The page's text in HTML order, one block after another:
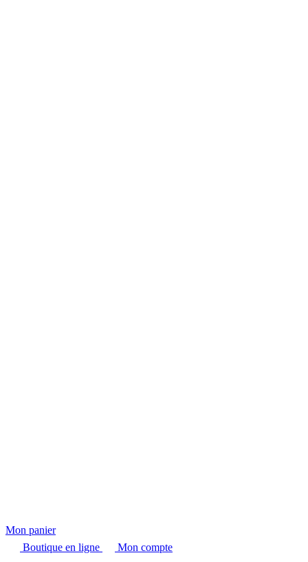
Mon panier
Boutique en ligne
Mon compte